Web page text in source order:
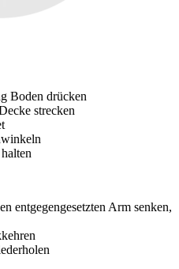
Boden drücken
strecken
entgegengesetzten Arm senken,